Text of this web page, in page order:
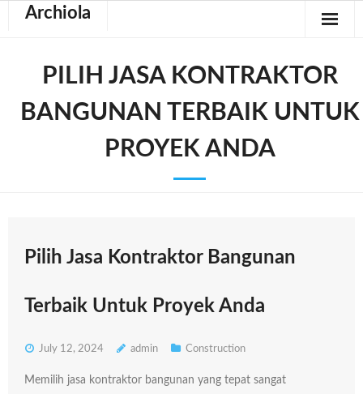
Archiola
PILIH JASA KONTRAKTOR
BANGUNAN TERBAIK UNTUK
PROYEK ANDA
Pilih Jasa Kontraktor Bangunan
Terbaik Untuk Proyek Anda
July 12, 2024 admin Construction
Memilih jasa kontraktor bangunan yang tepat sangat